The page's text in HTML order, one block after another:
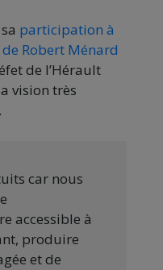
participation à
Robert Ménard
de l’Hérault
vision très
car nous
accessible à
produire
et de